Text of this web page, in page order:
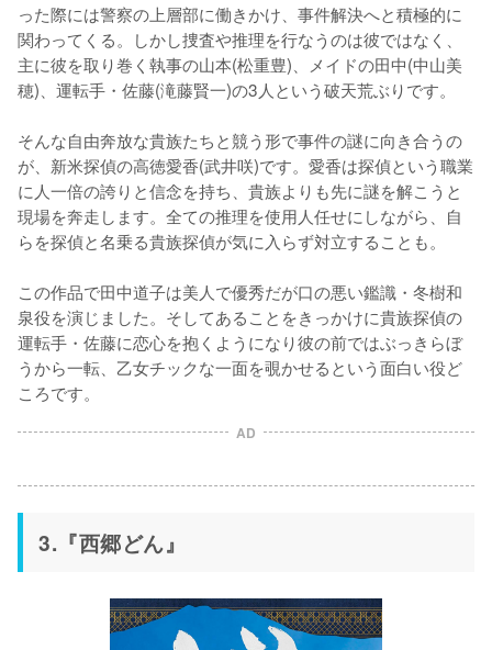
った際には警察の上層部に働きかけ、事件解決へと積極的に
関わってくる。しかし捜査や推理を行なうのは彼ではなく、
主に彼を取り巻く執事の山本(松重豊)、メイドの田中(中山美
穂)、運転手・佐藤(滝藤賢一)の3人という破天荒ぶりです。
そんな自由奔放な貴族たちと競う形で事件の謎に向き合うの
が、新米探偵の高徳愛香(武井咲)です。愛香は探偵という職業
に人一倍の誇りと信念を持ち、貴族よりも先に謎を解こうと
現場を奔走します。全ての推理を使用人任せにしながら、自
らを探偵と名乗る貴族探偵が気に入らず対立することも。
この作品で田中道子は美人で優秀だが口の悪い鑑識・冬樹和
泉役を演じました。そしてあることをきっかけに貴族探偵の
運転手・佐藤に恋心を抱くようになり彼の前ではぶっきらぼ
うから一転、乙女チックな一面を覗かせるという面白い役ど
ころです。
AD
3.『西郷どん』